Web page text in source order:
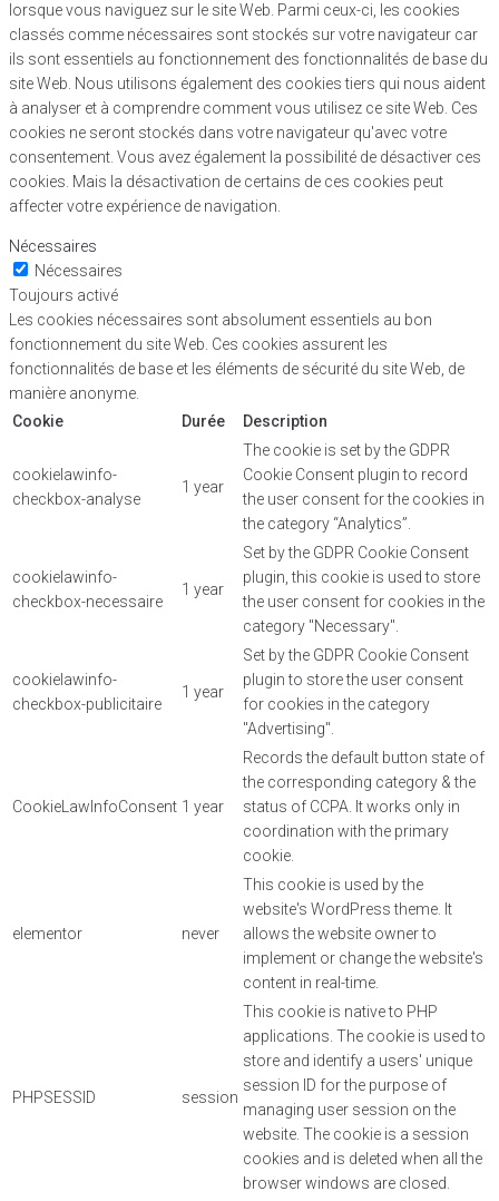
lorsque vous naviguez sur le site Web. Parmi ceux-ci, les cookies
classés comme nécessaires sont stockés sur votre navigateur car
ils sont essentiels au fonctionnement des fonctionnalités de base du
site Web. Nous utilisons également des cookies tiers qui nous aident
à analyser et à comprendre comment vous utilisez ce site Web. Ces
cookies ne seront stockés dans votre navigateur qu'avec votre
consentement. Vous avez également la possibilité de désactiver ces
cookies. Mais la désactivation de certains de ces cookies peut
affecter votre expérience de navigation.
Nécessaires
Nécessaires
Toujours activé
Les cookies nécessaires sont absolument essentiels au bon
fonctionnement du site Web. Ces cookies assurent les
fonctionnalités de base et les éléments de sécurité du site Web, de
manière anonyme.
Cookie
Durée Description
cookielawinfo-
checkbox-analyse
1 year
The cookie is set by the GDPR
Cookie Consent plugin to record
the user consent for the cookies in
the category “Analytics”.
cookielawinfo-
checkbox-necessaire
1 year
Set by the GDPR Cookie Consent
plugin, this cookie is used to store
the user consent for cookies in the
category "Necessary".
cookielawinfo-
checkbox-publicitaire
1 year
Set by the GDPR Cookie Consent
plugin to store the user consent
for cookies in the category
"Advertising".
CookieLawInfoConsent 1 year
Records the default button state of
the corresponding category & the
status of CCPA. It works only in
coordination with the primary
cookie.
elementor never
This cookie is used by the
website's WordPress theme. It
allows the website owner to
implement or change the website's
content in real-time.
PHPSESSID session
This cookie is native to PHP
applications. The cookie is used to
store and identify a users' unique
session ID for the purpose of
managing user session on the
website. The cookie is a session
cookies and is deleted when all the
browser windows are closed.